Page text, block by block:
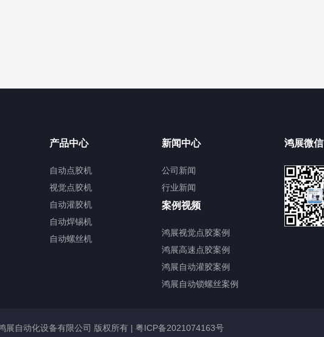
产品中心
自动点胶机
视觉点胶机
自动灌胶机
自动焊锡机
自动螺丝机
新闻中心
公司新闻
行业新闻
案例视频
鸿展视觉点胶案例
鸿展高速点胶案例
鸿展自动灌胶案例
鸿展自动锁螺丝案例
鸿展微信
展自动化设备有限公司 版权所有 | 粤ICP备2021074163号